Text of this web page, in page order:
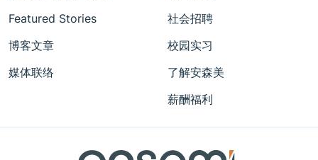
Featured Stories
博客文章
媒体联络
社会招聘
校园实习
了解安森美
薪酬福利